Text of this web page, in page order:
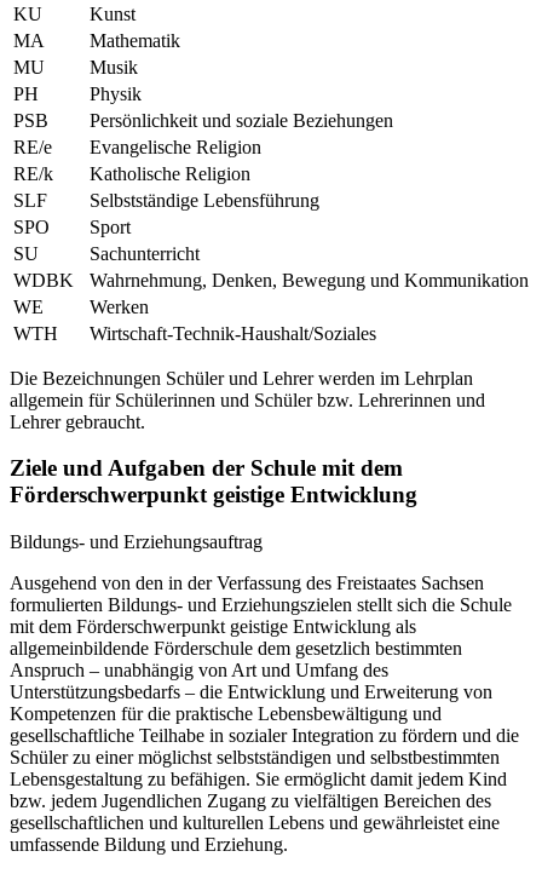
KU
Kunst
MA
Mathematik
MU
Musik
PH
Physik
PSB
Persönlichkeit und soziale Beziehungen
RE/e
Evangelische Religion
RE/k
Katholische Religion
SLF
Selbstständige Lebensführung
SPO
Sport
SU
Sachunterricht
WDBK
Wahrnehmung, Denken, Bewegung und Kommunikation
WE
Werken
WTH
Wirtschaft-Technik-Haushalt/Soziales
Die Bezeichnungen Schüler und Lehrer werden im Lehrplan
allgemein für Schülerinnen und Schüler bzw. Lehrerinnen und
Lehrer gebraucht.
Ziele und Aufgaben der Schule mit dem
Förderschwerpunkt geistige Entwicklung
Bildungs- und Erziehungsauftrag
Ausgehend von den in der Verfassung des Freistaates Sachsen
formulierten Bildungs- und Erziehungszielen stellt sich die Schule
mit dem Förderschwerpunkt geistige Entwicklung als
allgemeinbildende Förderschule dem gesetzlich bestimmten
Anspruch – unabhängig von Art und Umfang des
Unterstützungsbedarfs – die Entwicklung und Erweiterung von
Kompetenzen für die praktische Lebensbewältigung und
gesellschaftliche Teilhabe in sozialer Integration zu fördern und die
Schüler zu einer möglichst selbstständigen und selbstbestimmten
Lebensgestaltung zu befähigen. Sie ermöglicht damit jedem Kind
bzw. jedem Jugendlichen Zugang zu vielfältigen Bereichen des
gesellschaftlichen und kulturellen Lebens und gewährleistet eine
umfassende Bildung und Erziehung.